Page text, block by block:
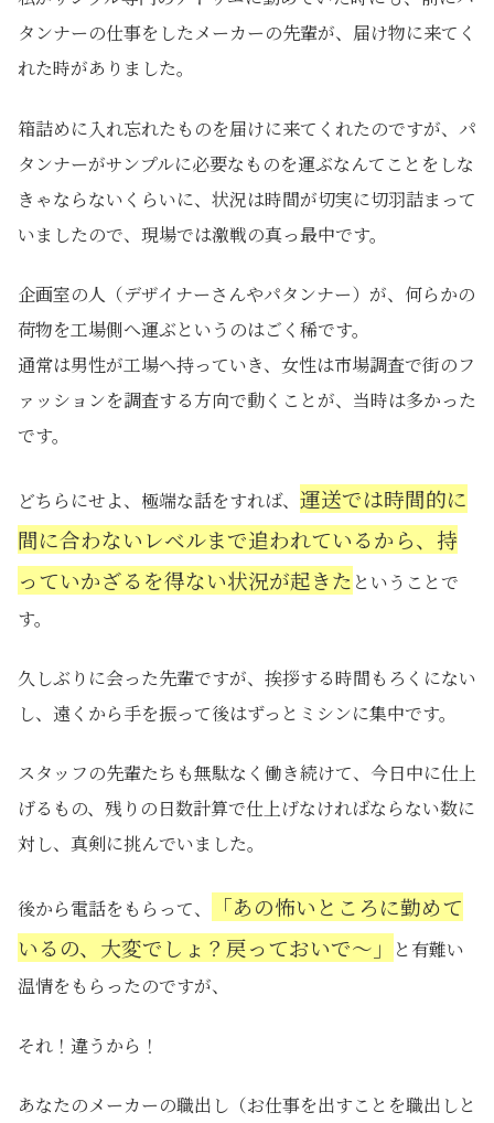
タンナーの仕事をしたメーカーの先輩が、届け物に来てく
れた時がありました。
箱詰めに入れ忘れたものを届けに来てくれたのですが、パ
タンナーがサンプルに必要なものを運ぶなんてことをしな
きゃならないくらいに、状況は時間が切実に切羽詰まって
いましたので、現場では激戦の真っ最中です。
企画室の人（デザイナーさんやパタンナー）が、何らかの
荷物を工場側へ運ぶというのはごく稀です。
通常は男性が工場へ持っていき、女性は市場調査で街のフ
ァッションを調査する方向で動くことが、当時は多かった
です。
どちらにせよ、極端な話をすれば、 運送では時間的に
間に合わないレベルまで追われているから、持
っていかざるを得ない状況が起きた ということで
す。
久しぶりに会った先輩ですが、挨拶する時間もろくにない
し、遠くから手を振って後はずっとミシンに集中です。
スタッフの先輩たちも無駄なく働き続けて、今日中に仕上
げるもの、残りの日数計算で仕上げなければならない数に
対し、真剣に挑んでいました。
後から電話をもらって、
「あの怖いところに勤めて
いるの、大変でしょ？戻っておいで～」
と有難い
温情をもらったのですが、
それ！違うから！
あなたのメーカーの職出し（お仕事を出すことを職出しと